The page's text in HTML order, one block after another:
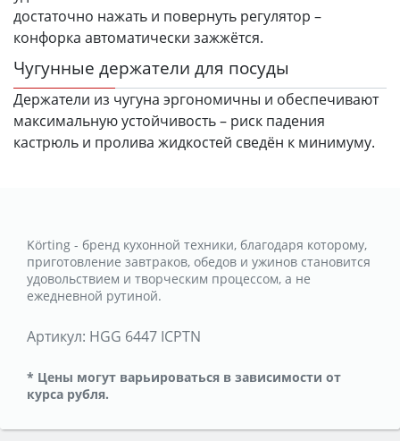
достаточно нажать и повернуть регулятор –
конфорка автоматически зажжётся.
Чугунные держатели для посуды
Держатели из чугуна эргономичны и обеспечивают
максимальную устойчивость – риск падения
кастрюль и пролива жидкостей сведён к минимуму.
Körting - бренд кухонной техники, благодаря которому,
приготовление завтраков, обедов и ужинов становится
удовольствием и творческим процессом, а не
ежедневной рутиной.
Артикул: HGG 6447 ICPTN
* Цены могут варьироваться в зависимости от
курса рубля.